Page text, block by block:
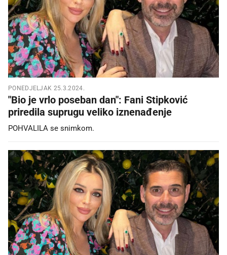
PONEDJELJAK 25.3.2024.
"Bio je vrlo poseban dan": Fani Stipković
priredila suprugu veliko iznenađenje
POHVALILA se snimkom.